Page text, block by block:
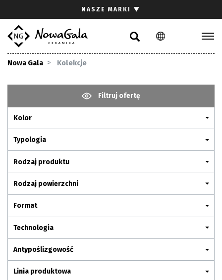
PL EN
NASZE MARKI ▼
Nowa Gala Kolekcje
Filtruj ofertę
Kolor
Typologia
Rodzaj produktu
Rodzaj powierzchni
Format
Technologia
Antypoślizgowość
Linia produktowa
Gdzie kupić
Pliki do pobrania
Pytania i odpowiedzi
Kariera
Kontakt
Komunikacja z akcjonariuszami